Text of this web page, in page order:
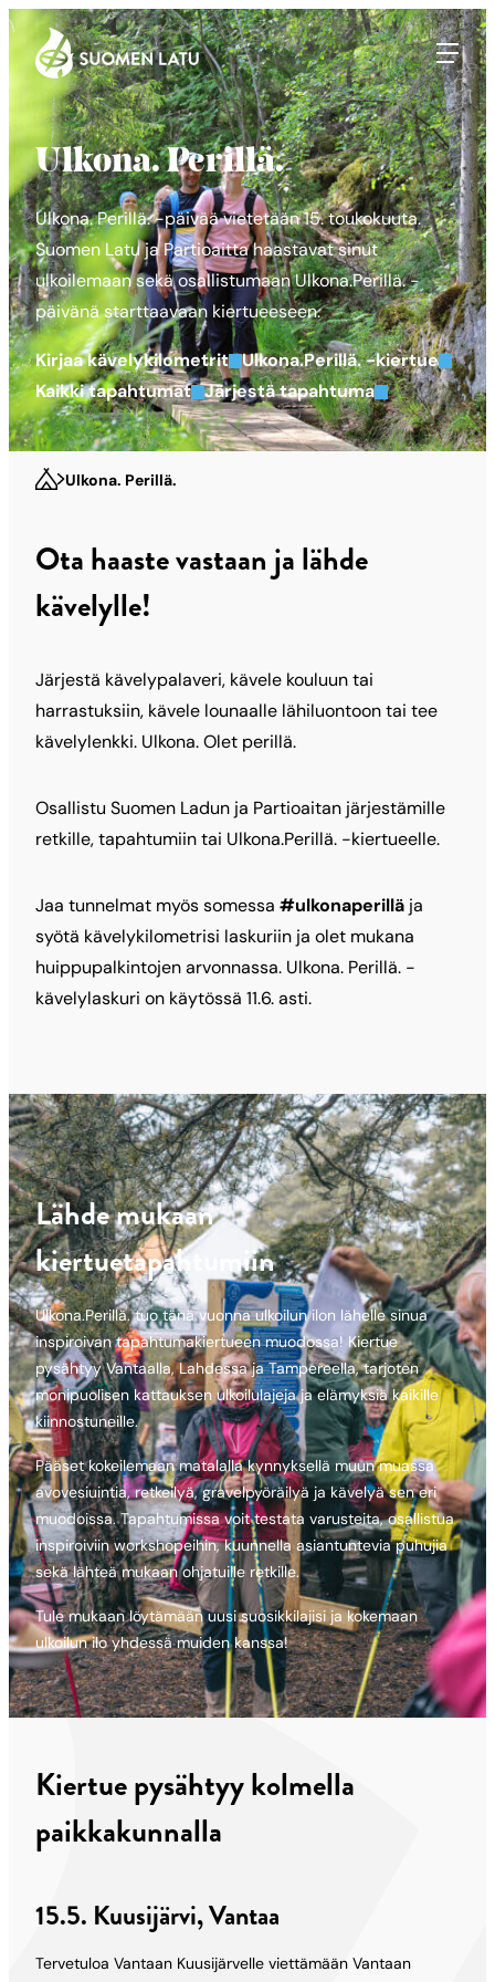
Siirry
suoraan
sisältöön
Suomen Latu
Ulkona. Perillä.
Ulkona. Perillä. -päivää vietetään 15. toukokuuta.
Suomen Latu ja Partioaitta haastavat sinut
ulkoilemaan sekä osallistumaan Ulkona.Perillä. -
päivänä starttaavaan kiertueeseen.
Kirjaa kävelykilometrit Ulkona.Perillä. -kiertue
Kaikki tapahtumat Järjestä tapahtuma
Ulkona. Perillä.
Ota haaste vastaan ja lähde
kävelylle!
Järjestä kävelypalaveri, kävele kouluun tai
harrastuksiin, kävele lounaalle lähiluontoon tai tee
kävelylenkki. Ulkona. Olet perillä.
Osallistu Suomen Ladun ja Partioaitan järjestämille
retkille, tapahtumiin tai Ulkona.Perillä. -kiertueelle.
Jaa tunnelmat myös somessa #ulkonaperillä ja
syötä kävelykilometrisi laskuriin ja olet mukana
huippupalkintojen arvonnassa. Ulkona. Perillä. -
kävelylaskuri on käytössä 11.6. asti.
Lähde mukaan
kiertuetapahtumiin
Ulkona.Perillä. tuo tänä vuonna ulkoilun ilon lähelle sinua
inspiroivan tapahtumakiertueen muodossa! Kiertue
pysähtyy Vantaalla, Lahdessa ja Tampereella, tarjoten
monipuolisen kattauksen ulkoilulajeja ja elämyksiä kaikille
kiinnostuneille.
Pääset kokeilemaan matalalla kynnyksellä muun muassa
avovesiuintia, retkeilyä, gravelpyöräilyä ja kävelyä sen eri
muodoissa. Tapahtumissa voit testata varusteita, osallistua
inspiroiviin workshopeihin, kuunnella asiantuntevia puhujia
sekä lähteä mukaan ohjatuille retkille.
Tule mukaan löytämään uusi suosikkilajisi ja kokemaan
ulkoilun ilo yhdessä muiden kanssa!
Kiertue pysähtyy kolmella
paikkakunnalla
15.5. Kuusijärvi, Vantaa
Tervetuloa Vantaan Kuusijärvelle viettämään Vantaan